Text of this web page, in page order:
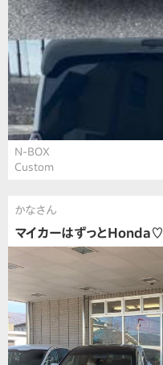
N-BOX
Custom
かなさん
マイカーはずっとHonda♡